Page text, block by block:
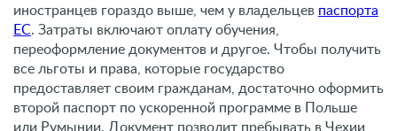
иностранцев гораздо выше, чем у владельцев паспорта
ЕС. Затраты включают оплату обучения,
переоформление документов и другое. Чтобы получить
все льготы и права, которые государство
предоставляет своим гражданам, достаточно оформить
второй паспорт по ускоренной программе в Польше
или Румынии. Документ позволит пребывать в Чехии